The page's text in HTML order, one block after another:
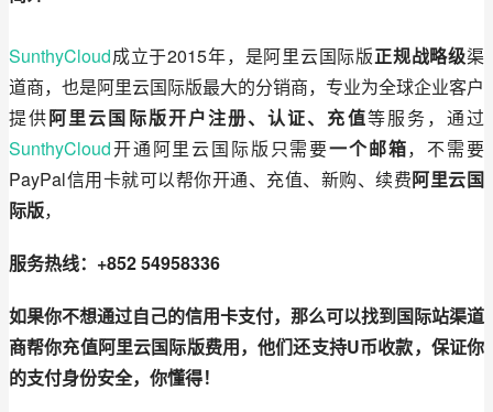
SunthyCloud成立于2015年，是阿里云国际版正规战略级渠
道商，也是阿里云国际版最大的分销商，专业为全球企业客户
提供阿里云国际版开户注册、认证、充值等服务，通过
SunthyCloud开通阿里云国际版只需要一个邮箱，不需要
PayPal信用卡就可以帮你开通、充值、新购、续费阿里云国
际版，
服务热线： +852 54958336
如果你不想通过自己的信用卡支付，那么可以找到国际站渠道
商帮你充值阿里云国际版费用，他们还支持U币收款，保证你
的支付身份安全，你懂得！